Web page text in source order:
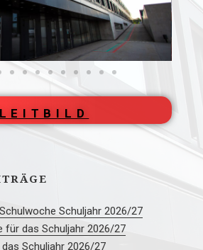
LEITBILD
Schuljahr 2026/27
für das Schuljahr 2026/27
Schuljahr 2026/27